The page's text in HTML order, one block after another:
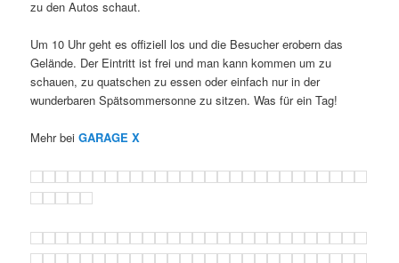
zu den Autos schaut.
Um 10 Uhr geht es offiziell los und die Besucher erobern das
Gelände. Der Eintritt ist frei und man kann kommen um zu
schauen, zu quatschen zu essen oder einfach nur in der
wunderbaren Spätsommersonne zu sitzen. Was für ein Tag!
Mehr beiGARAGE X